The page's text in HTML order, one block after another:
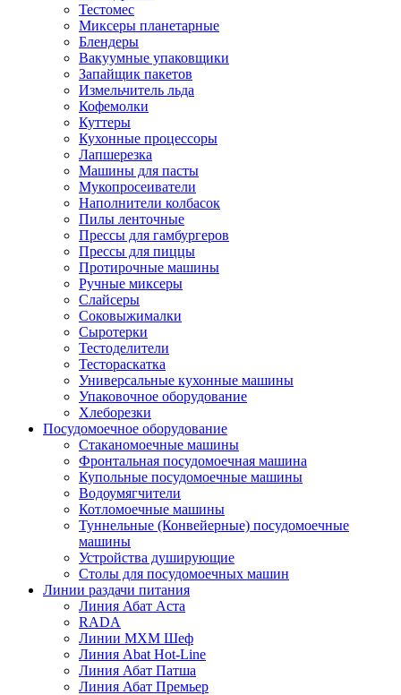
Тестомес
Миксеры планетарные
Блендеры
Вакуумные упаковщики
Запайщик пакетов
Измельчитель льда
Кофемолки
Куттеры
Кухонные процессоры
Лапшерезка
Машины для пасты
Мукопросеиватели
Наполнители колбасок
Пилы ленточные
Прессы для гамбургеров
Прессы для пиццы
Протирочные машины
Ручные миксеры
Слайсеры
Соковыжималки
Сыротерки
Тестоделители
Тестораскатка
Универсальные кухонные машины
Упаковочное оборудование
Хлеборезки
Посудомоечное оборудование
Стаканомоечные машины
Фронтальная посудомоечная машина
Купольные посудомоечные машины
Водоумягчители
Котломоечные машины
Туннельные (Конвейерные) посудомоечные
машины
Устройства душирующие
Столы для посудомоечных машин
Линии раздачи питания
Линия Абат Аста
RADA
Линии МХМ Шеф
Линия Abat Hot-Line
Линия Абат Патша
Линия Абат Премьер